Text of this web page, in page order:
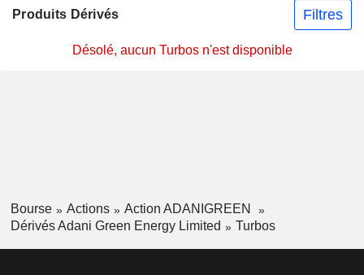
Produits Dérivés Filtres
Désolé, aucun Turbos n'est disponible
Bourse Actions
Action ADANIGREEN
Dérivés Adani Green Energy Limited
Turbos